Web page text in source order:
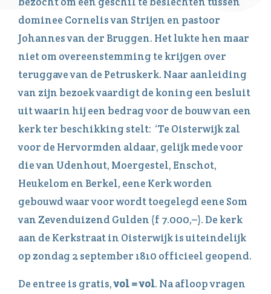
dominee Cornelis van Strijen en pastoor
Johannes van der Bruggen. Het lukte hen maar
niet om overeenstemming te krijgen over
teruggave van de Petruskerk. Naar aanleiding
van zijn bezoek vaardigt de koning een besluit
uit waarin hij een bedrag voor de bouw van een
kerk ter beschikking stelt: ‘Te Oisterwijk zal
voor de Hervormden aldaar, gelijk mede voor
die van Udenhout, Moergestel, Enschot,
Heukelom en Berkel, eene Kerk worden
gebouwd waar voor wordt toegelegd eene Som
van Zevenduizend Gulden (f 7.000,–). De kerk
aan de Kerkstraat in Oisterwijk is uiteindelijk
op zondag 2 september 1810 officieel geopend.
De entree is gratis,vol = vol. Na afloop vragen